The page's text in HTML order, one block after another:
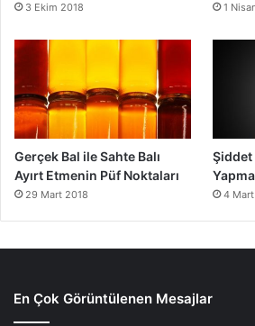
3 Ekim 2018 1
Gerçek Bal ile Sahte Balı
Ayırt Etmenin Püf Noktaları
29 Mart 2018
Şiddet
4
En Çok Görüntülenen Mesajlar